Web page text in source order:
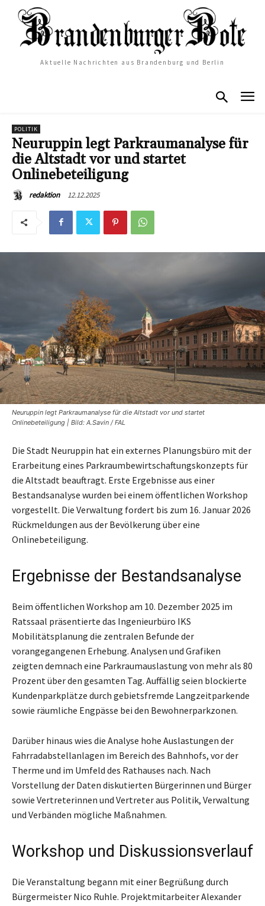
Aktuelle Nachrichten aus Brandenburg und Berlin
POLITIK
Neuruppin legt Parkraumanalyse für
die Altstadt vor und startet
Onlinebeteiligung
redaktion 12.12.2025
Neuruppin legt Parkraumanalyse für die Altstadt vor und startet
Onlinebeteiligung | Bild: A.Savin / FAL
Die Stadt Neuruppin hat ein externes Planungsbüro mit der
Erarbeitung eines Parkraumbewirtschaftungskonzepts für
die Altstadt beauftragt. Erste Ergebnisse aus einer
Bestandsanalyse wurden bei einem öffentlichen Workshop
vorgestellt. Die Verwaltung fordert bis zum 16. Januar 2026
Rückmeldungen aus der Bevölkerung über eine
Onlinebeteiligung.
Ergebnisse der Bestandsanalyse
Beim öffentlichen Workshop am 10. Dezember 2025 im
Ratssaal präsentierte das Ingenieurbüro IKS
Mobilitätsplanung die zentralen Befunde der
vorangegangenen Erhebung. Analysen und Grafiken
zeigten demnach eine Parkraumauslastung von mehr als 80
Prozent über den gesamten Tag. Auffällig seien blockierte
Kundenparkplätze durch gebietsfremde Langzeitparkende
sowie räumliche Engpässe bei den Bewohnerparkzonen.
Darüber hinaus wies die Analyse hohe Auslastungen der
Fahrradabstellanlagen im Bereich des Bahnhofs, vor der
Therme und im Umfeld des Rathauses nach. Nach
Vorstellung der Daten diskutierten Bürgerinnen und Bürger
sowie Vertreterinnen und Vertreter aus Politik, Verwaltung
und Verbänden mögliche Maßnahmen.
Workshop und Diskussionsverlauf
Die Veranstaltung begann mit einer Begrüßung durch
Bürgermeister Nico Ruhle. Projektmitarbeiter Alexander